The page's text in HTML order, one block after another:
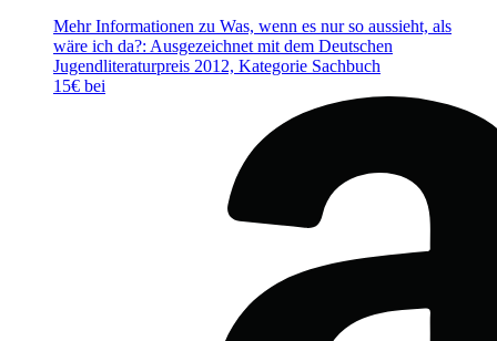
Mehr Informationen zu Was, wenn es nur so aussieht, als
wäre ich da?: Ausgezeichnet mit dem Deutschen
Jugendliteraturpreis 2012, Kategorie Sachbuch
15€ bei